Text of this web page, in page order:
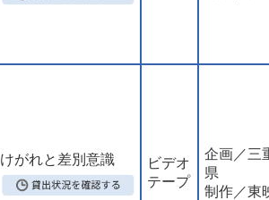
けがれと差別意識
ビデオ
テープ
企画／三
制作／東